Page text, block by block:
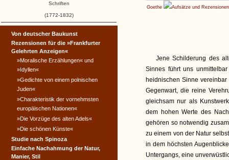
Goethe Aufsätze und Rezensionen
Jene Schilderung des
Sinnes führt uns
heidnischen Sinne
Gegenwart, die reine
gleichsam nur als
dem hohen Werte des
gehören so notwendig
zu einem von der Natur
in dem höchsten
Untergangs, eine
Von deutscher Baukunst
Rezensionen für die »Frankfurter
Gelehrten Anzeigen«
»Moralische Erzählungen« und
»Idyllen«
»Gedichte von einem polnischen
Juden«
»Charakteristik der vornehmsten
europäischen Nationen«
»Die Vorzüge des alten Adels«
»Die schönen Künste«
Studie nach Spinoza
Einfache Nachahmung der Natur,
Manier, Stil
Schriften
(1772-1832)